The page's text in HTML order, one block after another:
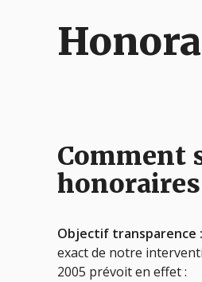
Comment
Objectif transparence :
exact de notre
2005 prévoit en effet :